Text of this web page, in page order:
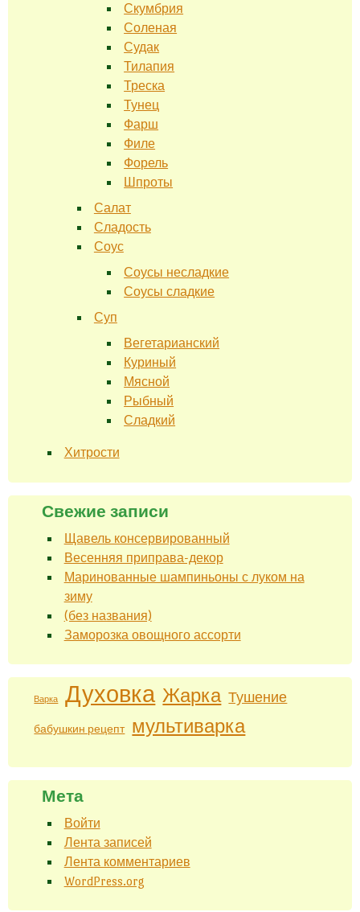
Скумбрия
Соленая
Судак
Тилапия
Треска
Тунец
Фарш
Филе
Форель
Шпроты
Салат
Сладость
Соус
Соусы несладкие
Соусы сладкие
Суп
Вегетарианский
Куриный
Мясной
Рыбный
Сладкий
Хитрости
Свежие записи
Щавель консервированный
Весенняя приправа-декор
Маринованные шампиньоны с луком на
зиму
(без названия)
Заморозка овощного ассорти
Варка Духовка Жарка Тушение
бабушкин рецепт мультиварка
Мета
Войти
Лента записей
Лента комментариев
WordPress.org